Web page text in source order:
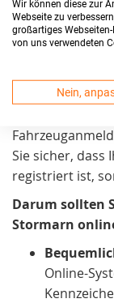
zu gestalten.
praktisch und
Sie sicher, dass
registriert ist,
Darum sollten
Stormarn
Online-
Wir können diese zur
Webseite zu
großartiges
von uns verwendeten
Nein,